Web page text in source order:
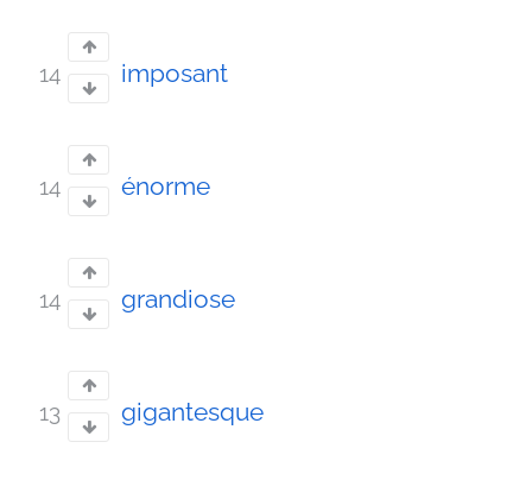
14 imposant
14 énorme
14 grandiose
13 gigantesque